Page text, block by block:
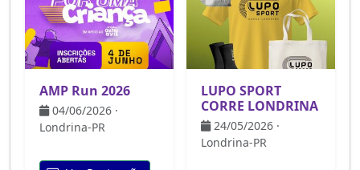
AMP Run 2026
04/06/2026 ·
Londrina-PR
LUPO SPORT
CORRE LONDRINA
24/05/2026 ·
Londrina-PR